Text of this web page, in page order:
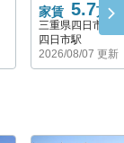
家賃 5.7万円
三重県四日市市
四日市駅
2026/08/07 更新